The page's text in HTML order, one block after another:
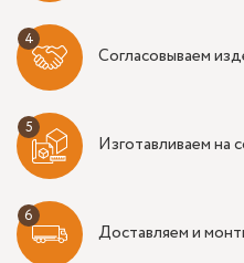
Согласовываем
Изготавливаем на
Доставляем и